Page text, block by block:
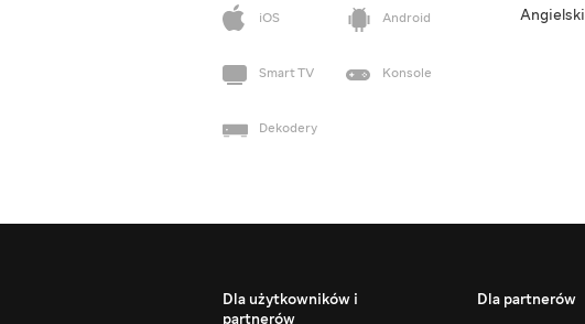
iOS
Android
Smart TV Konsole
Dekodery
Angielski
Dla użytkowników i
partnerów
Dla partnerów